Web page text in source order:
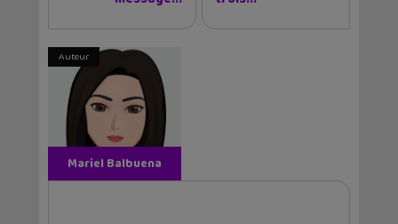
Auteur
Mariel Balbuena